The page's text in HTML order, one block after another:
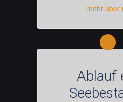
mehr über
Ablauf